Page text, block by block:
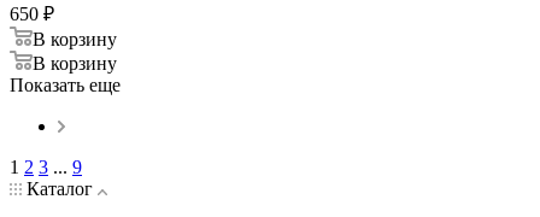
650 ₽
В корзину
В корзину
Показать еще
1 2 3 ... 9
Каталог